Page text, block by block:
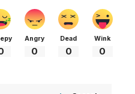
Angry
0
Dead
0
Wink
0